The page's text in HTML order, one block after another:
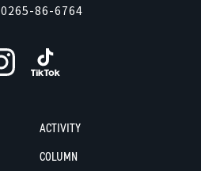
0265-86-6764
ACTIVITY
COLUMN